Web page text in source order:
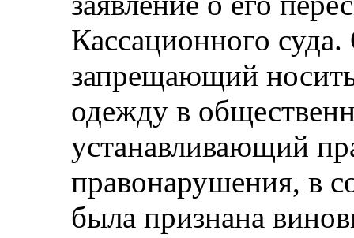
Кассационного
запрещающий
одежду в
устанавливающий
правонарушения, в
была признана